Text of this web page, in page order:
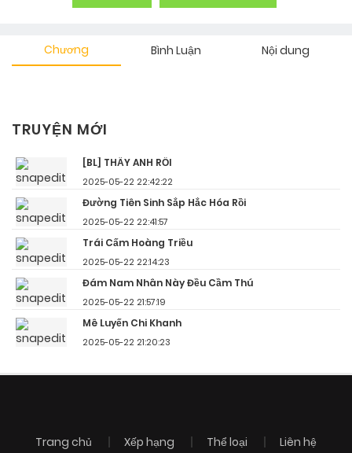
Chương Bình Luận Nội dung
TRUYỆN MỚI
[BL] THẤY ANH RỒI
2025-05-22 22:42:22
Đường Tiên Sinh Sắp Hắc Hóa Rồi
2025-05-22 22:41:57
Trái Cấm Hoàng Triều
2025-05-22 22:14:23
Đám Nam Nhân Này Đều Cầm Thú
2025-05-22 21:57:19
Mê Luyến Chi Khanh
2025-05-22 21:20:23
Trang chủ Xếp hạng Thể loại Liên hệ